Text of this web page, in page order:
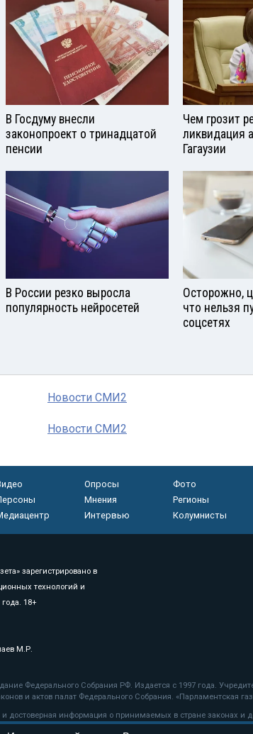
В Госдуму внесли
законопроект о тринадцатой
пенсии
Чем грозит
ликвидация
Гагаузии
В России резко выросла
популярность нейросетей
Осторожно,
что нельзя
соцсетях
Новости СМИ2
Новости СМИ2
Опросы
Фото
Мнения
Регионы
Интервью Колумнисты
зарегистрировано в
технологий и
18+
М.Р.
Федерального Собрания РФ. Издается с 1997 года.
и актов палат Федерального Собрания. «Парламентская
достоверная информация о принимаемых в стране законах и